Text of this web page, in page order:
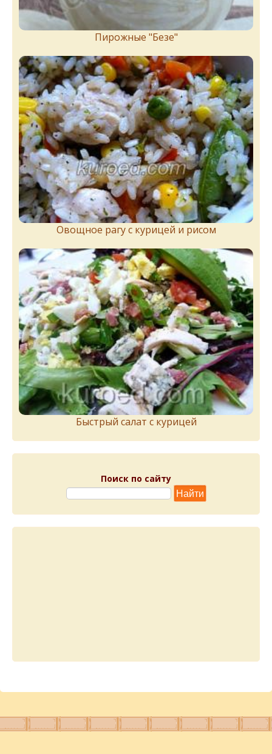
Пирожныe "Бeзe"
Овощное рагу с курицей и рисом
Быстрый салат с курицей
Поиск по сайту